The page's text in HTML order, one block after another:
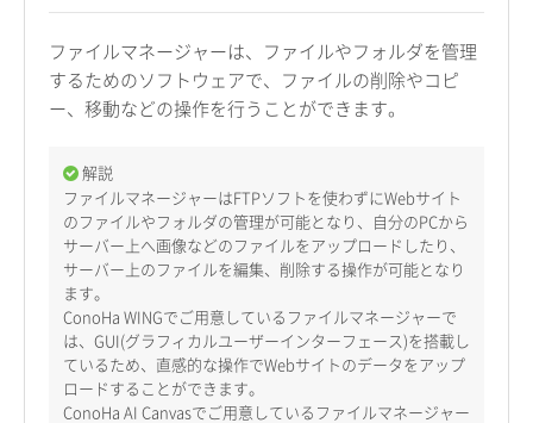
ファイルマネージャーは、ファイルやフォルダを管理
するためのソフトウェアで、ファイルの削除やコピ
ー、移動などの操作を行うことができます。
解説
ファイルマネージャーはFTPソフトを使わずにWebサイト
のファイルやフォルダの管理が可能となり、自分のPCから
サーバー上へ画像などのファイルをアップロードしたり、
サーバー上のファイルを編集、削除する操作が可能となり
ます。
ConoHa WINGでご用意しているファイルマネージャーで
は、GUI(グラフィカルユーザーインターフェース)を搭載し
ているため、直感的な操作でWebサイトのデータをアップ
ロードすることができます。
ConoHa AI Canvasでご用意しているファイルマネージャー